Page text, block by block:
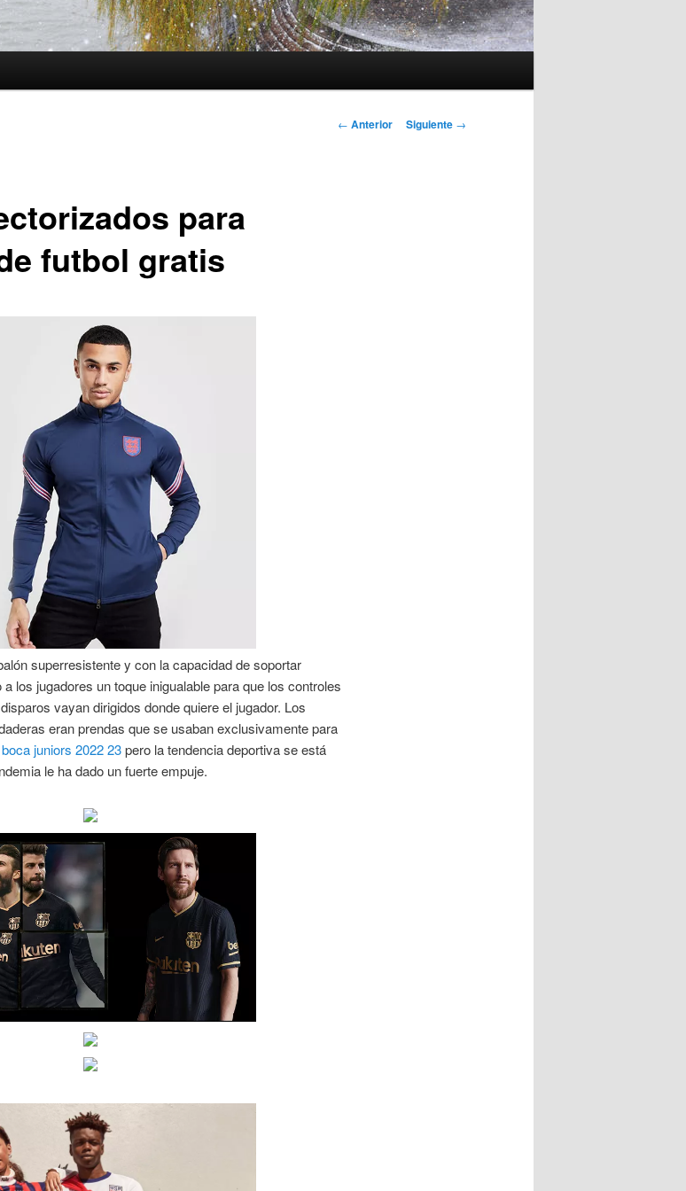
Navegación
← Anterior Siguiente →
para
futbol gratis
superresistente y con la capacidad de soportar
los jugadores un toque inigualable para que los controles
vayan dirigidos donde quiere el jugador. Los
eran prendas que se usaban exclusivamente para
juniors 2022 23pero la tendencia deportiva se está
le ha dado un fuerte empuje.